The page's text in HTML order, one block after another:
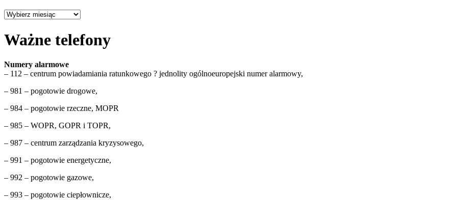
Archiwum
Ważne telefony
Numery alarmowe
– 112 – centrum powiadamiania ratunkowego ? jednolity ogólnoeuropejski numer alarmowy,
– 981 – pogotowie drogowe,
– 984 – pogotowie rzeczne, MOPR
– 985 – WOPR, GOPR i TOPR,
– 987 – centrum zarządzania kryzysowego,
– 991 – pogotowie energetyczne,
– 992 – pogotowie gazowe,
– 993 – pogotowie ciepłownicze,